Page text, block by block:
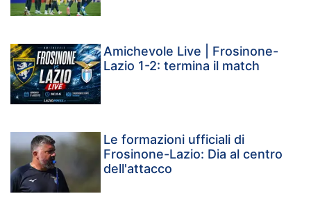
Amichevole Live | Frosinone-
Lazio 1-2: termina il match
Le formazioni ufficiali di
Frosinone-Lazio: Dia al centro
dell'attacco